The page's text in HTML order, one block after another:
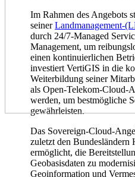
Im Rahmen des Angebots
seinerLandmanagement-
durch 24/7-Managed
Management, um
einen kontinuierlichen
investiert VertiGIS in die
Weiterbildung seiner
als Open-Telekom-Cloud-
werden, um bestmögliche
gewährleisten.
Das Sovereign-Cloud-
zuletzt den Bundesländern
ermöglicht, die
Geobasisdaten zu
Geoinformation und